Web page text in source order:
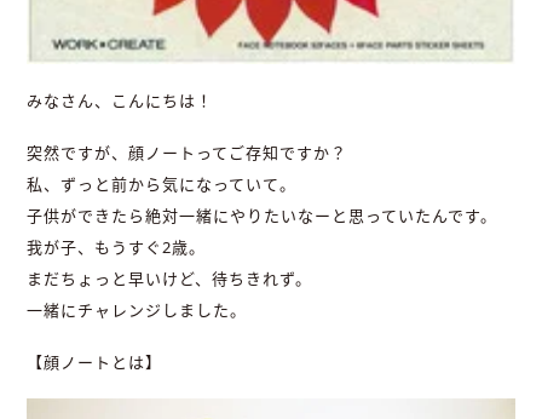
みなさん、こんにちは！
突然ですが、顔ノートってご存知ですか？
私、ずっと前から気になっていて。
子供ができたら絶対一緒にやりたいなーと思っていたんです。
我が子、もうすぐ2歳。
まだちょっと早いけど、待ちきれず。
一緒にチャレンジしました。
【顔ノートとは】